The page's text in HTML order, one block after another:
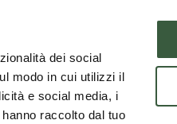
dei social
modo in cui utilizzi il
e social media, i
raccolto dal tuo